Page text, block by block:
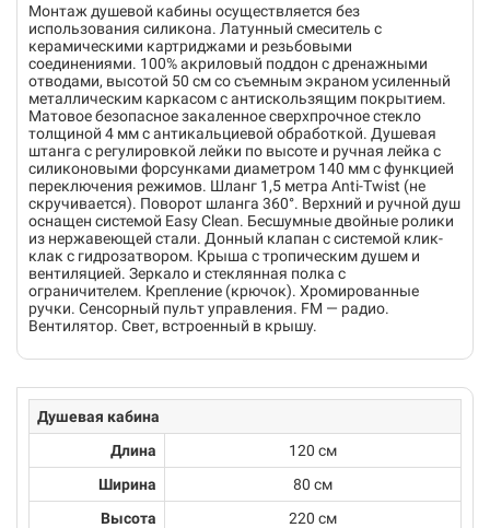
Монтаж душевой кабины осуществляется без
использования силикона. Латунный смеситель с
керамическими картриджами и резьбовыми
соединениями. 100% акриловый поддон с дренажными
отводами, высотой 50 см со съемным экраном усиленный
металлическим каркасом с антискользящим покрытием.
Матовое безопасное закаленное сверхпрочное стекло
толщиной 4 мм с антикальциевой обработкой. Душевая
штанга с регулировкой лейки по высоте и ручная лейка с
силиконовыми форсунками диаметром 140 мм с функцией
переключения режимов. Шланг 1,5 метра Anti-Twist (не
скручивается). Поворот шланга 360°. Верхний и ручной душ
оснащен системой Easy Clean. Бесшумные двойные ролики
из нержавеющей стали. Донный клапан с системой клик-
клак с гидрозатвором. Крыша с тропическим душем и
вентиляцией. Зеркало и стеклянная полка с
ограничителем. Крепление (крючок). Хромированные
ручки. Сенсорный пульт управления. FM — радио.
Вентилятор. Свет, встроенный в крышу.
Душевая кабина
Длина
120 см
Ширина
80 см
Высота
220 см